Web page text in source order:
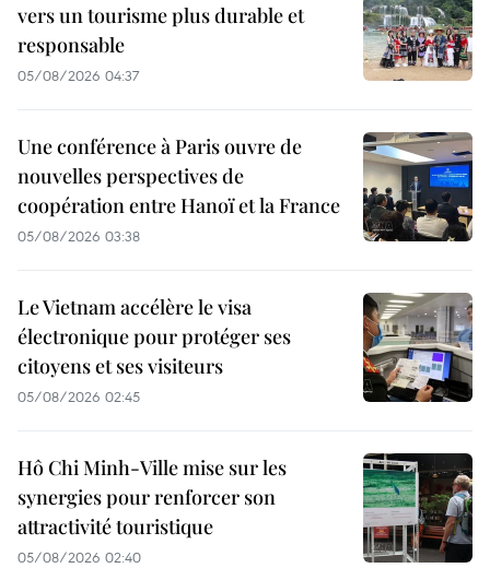
vers un tourisme plus durable et
responsable
05/08/2026 04:37
Une conférence à Paris ouvre de
nouvelles perspectives de
coopération entre Hanoï et la France
05/08/2026 03:38
Le Vietnam accélère le visa
électronique pour protéger ses
citoyens et ses visiteurs
05/08/2026 02:45
Hô Chi Minh-Ville mise sur les
synergies pour renforcer son
attractivité touristique
05/08/2026 02:40